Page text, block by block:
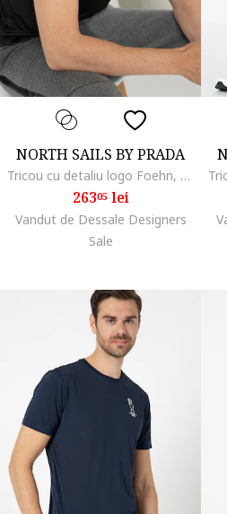
NORTH SAILS BY PRADA
Tricou cu detaliu logo Foehn, Alb/Negru
26305lei
Vandut de Dessale Designers
Sale